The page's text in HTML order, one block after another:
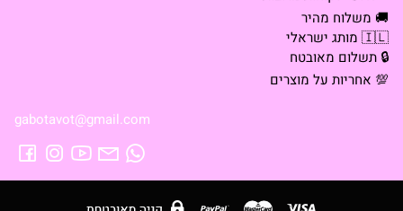
🚚 משלוח מהיר
🇮🇱 מותג ישראלי
🔒 תשלום מאובטח
💯 אחריות על מוצרים
gabotavot@gmail.com